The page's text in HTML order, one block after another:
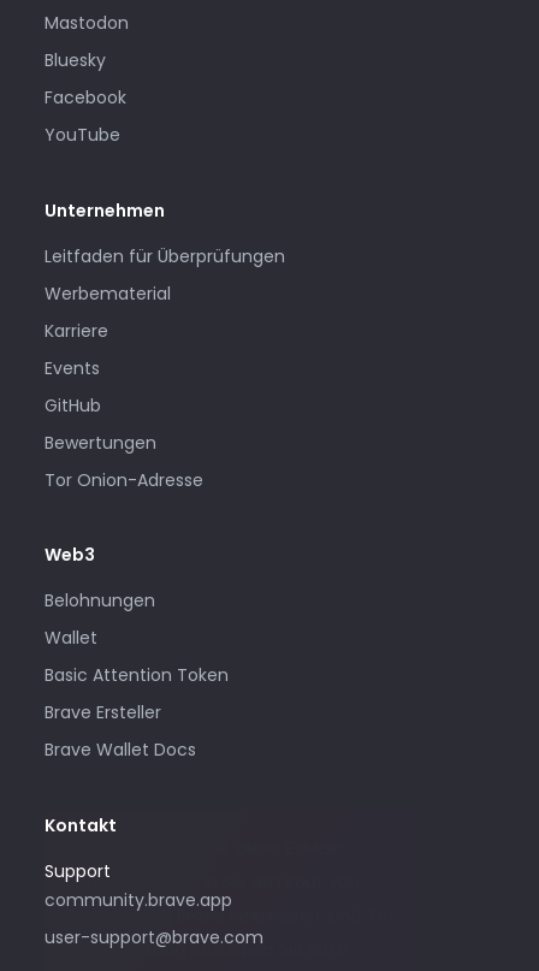
Mastodon
Bluesky
Facebook
YouTube
Unternehmen
Leitfaden für Überprüfungen
Werbematerial
Karriere
Events
GitHub
Bewertungen
Tor Onion-Adresse
Web3
Belohnungen
Wallet
Basic Attention Token
Brave Ersteller
Brave Wallet Docs
Kontakt
Support
community.brave.app
user-support@brave.com
Adresse nur, wenn Sie am Kauf von
Werbung bei Brave interessiert sind. Für
Unterstützung besuchen Sie bitte